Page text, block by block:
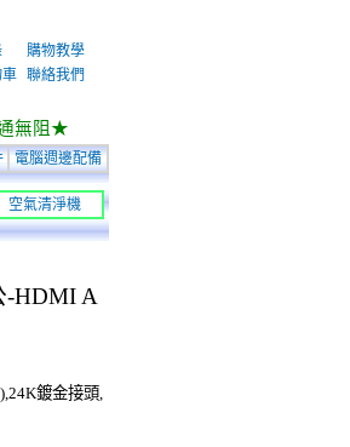
購物教學
聯絡我們
無阻★
電腦週邊配備
空氣清淨機
-HDMI A
鍍金接頭,